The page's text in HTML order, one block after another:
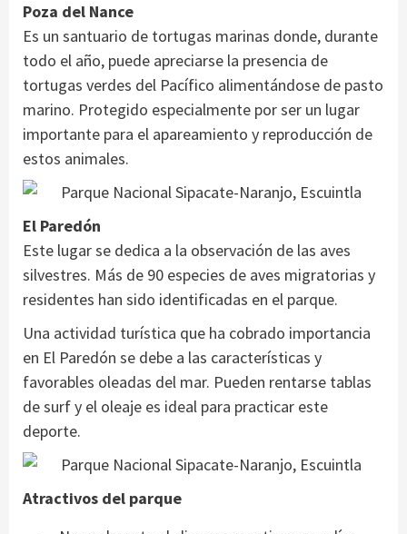
Poza del Nance
Es un santuario de tortugas marinas donde, durante
todo el año, puede apreciarse la presencia de
tortugas verdes del Pacífico alimentándose de pasto
marino. Protegido especialmente por ser un lugar
importante para el apareamiento y reproducción de
estos animales.
El Paredón
Este lugar se dedica a la observación de las aves
silvestres. Más de 90 especies de aves migratorias y
residentes han sido identificadas en el parque.
Una actividad turística que ha cobrado importancia
en El Paredón se debe a las características y
favorables oleadas del mar. Pueden rentarse tablas
de surf y el oleaje es ideal para practicar este
deporte.
Atractivos del parque